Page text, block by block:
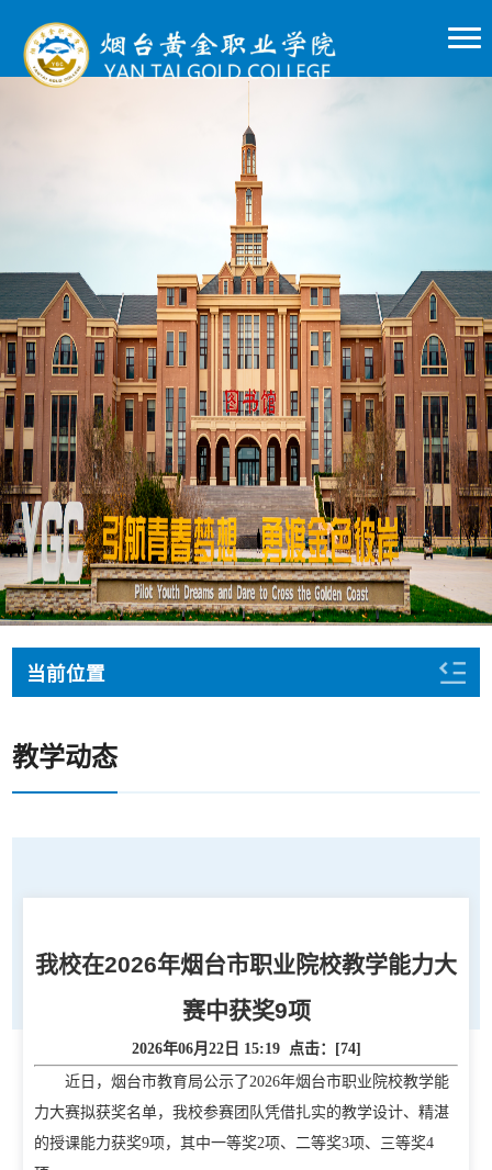
当前位置
教学动态
我校在2026年烟台市职业院校教学能力大
赛中获奖9项
2026年06月22日 15:19 点击：[74]
近日，烟台市教育局公示了2026年烟台市职业院校教学能
力大赛拟获奖名单，我校参赛团队凭借扎实的教学设计、精湛
的授课能力获奖9项，其中一等奖2项、二等奖3项、三等奖4